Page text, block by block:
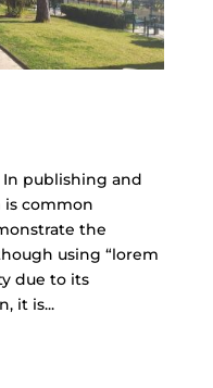
In publishing and
is common
the
using “lorem
due to its
it is...